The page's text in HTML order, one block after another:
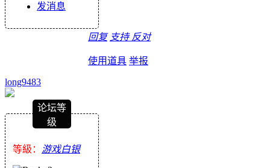
发消息
回复 支持 反对
使用道具 举报
long9483
论坛等
级
等級： 游戏白银